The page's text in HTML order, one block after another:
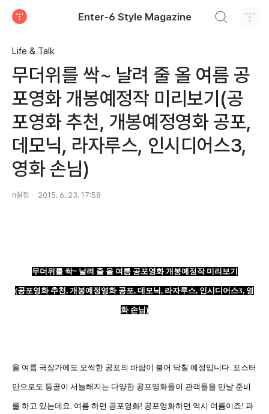
Enter-6 Style Magazine
Life & Talk
무더위를 싹~ 날려 줄 올 여름 공
포영화 개봉예정작 미리보기(공
포영화 추천, 개봉예정영화 공포,
데모닉, 라자루스, 인시디어스3,
영화 손님)
n실장 2015. 6. 23. 17:58
무더위를 싹~ 날려 줄 올 여름 공포영화 개봉예정작 미리보기
(공포영화 추천, 개봉예정영화 공포, 데모닉, 라자루스, 인시디어스3, 영
화 손님 )
올 여름 극장가에도 오싹한 공포의 바람이 불어 닥칠 예정입니다. 포스터
만으로도 등골이 서늘해지는 다양한 공포영화들이 관객들을 만날 준비
를 하고 있는데요. 여름 하면 공포영화! 공포영화하면 역시 여름이죠! 과